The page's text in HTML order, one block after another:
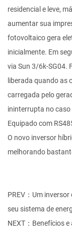
residencial e leve,
aumentar sua
fotovoltaico gera
inicialmente. Em
via Sun 3/6k-SG04.
liberada quando as
carregada pelo
ininterrupta no
Equipado com
O novo inversor
melhorando
PREV：Um
seu sistema de
NEXT：Benefícios